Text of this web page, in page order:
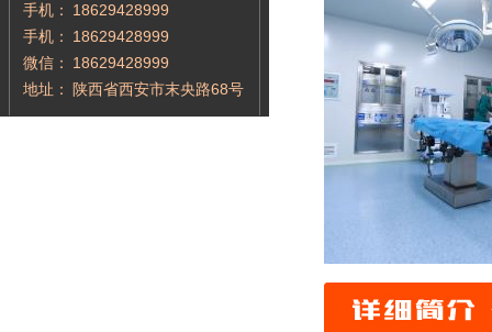
手机：
18629428999
手机：
18629428999
微信：
18629428999
地址：
陕西省西安市末央路68号